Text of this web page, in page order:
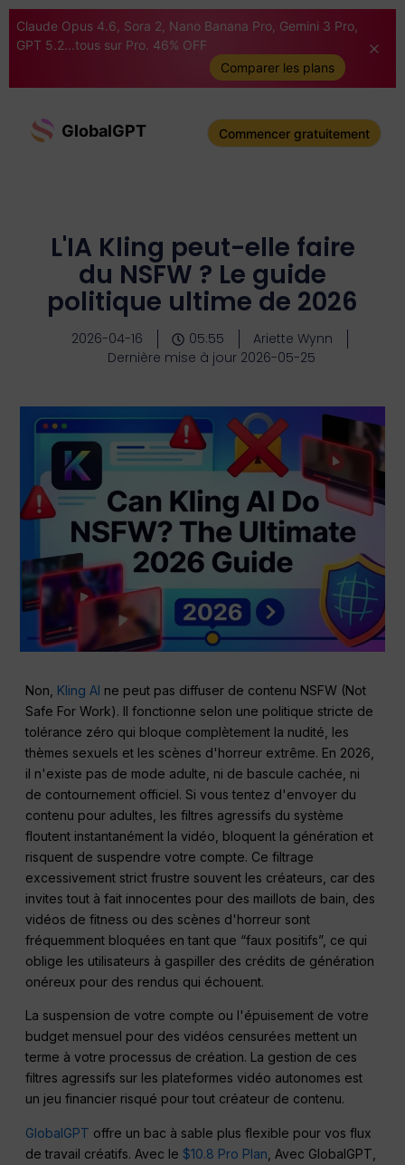
Claude Opus 4.6, Sora 2, Nano Banana Pro, Gemini 3 Pro,
GPT 5.2...tous sur Pro. 46% OFF
Comparer les plans
GlobalGPT Commencer gratuitement
L'IA Kling peut-elle faire
du NSFW ? Le guide
politique ultime de 2026
2026-04-16 05:55
Ariette Wynn
Dernière mise à jour 2026-05-25
Non, Kling AI ne peut pas diffuser de contenu NSFW (Not
Safe For Work). Il fonctionne selon une politique stricte de
tolérance zéro qui bloque complètement la nudité, les
thèmes sexuels et les scènes d'horreur extrême. En 2026,
il n'existe pas de mode adulte, ni de bascule cachée, ni
de contournement officiel. Si vous tentez d'envoyer du
contenu pour adultes, les filtres agressifs du système
floutent instantanément la vidéo, bloquent la génération et
risquent de suspendre votre compte. Ce filtrage
excessivement strict frustre souvent les créateurs, car des
invites tout à fait innocentes pour des maillots de bain, des
vidéos de fitness ou des scènes d'horreur sont
fréquemment bloquées en tant que “faux positifs”, ce qui
oblige les utilisateurs à gaspiller des crédits de génération
onéreux pour des rendus qui échouent.
La suspension de votre compte ou l'épuisement de votre
budget mensuel pour des vidéos censurées mettent un
terme à votre processus de création. La gestion de ces
filtres agressifs sur les plateformes vidéo autonomes est
un jeu financier risqué pour tout créateur de contenu.
GlobalGPT offre un bac à sable plus flexible pour vos flux
de travail créatifs. Avec le$10.8 Pro Plan , Avec GlobalGPT,